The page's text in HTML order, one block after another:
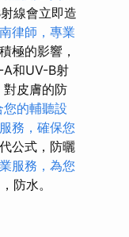
線會立即造
律師，專業
極的影響，
A和UV-B射
皮膚的防
的輔聽設
務，確保您
公式，防曬
服務，為您
防水。